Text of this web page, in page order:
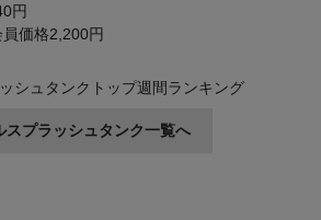
円
員価格2,200円
シュタンクトップ週間ランキング
スプラッシュタンク一覧へ